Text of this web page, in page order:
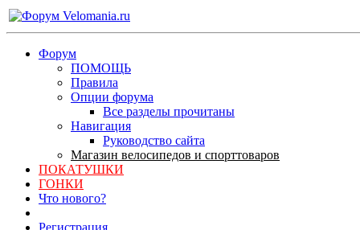
Форум
ПОМОЩЬ
Правила
Опции форума
Все разделы прочитаны
Навигация
Руководство сайта
Магазин велосипедов и спорттоваров
ПОКАТУШКИ
ГОНКИ
Что нового?
Регистрация